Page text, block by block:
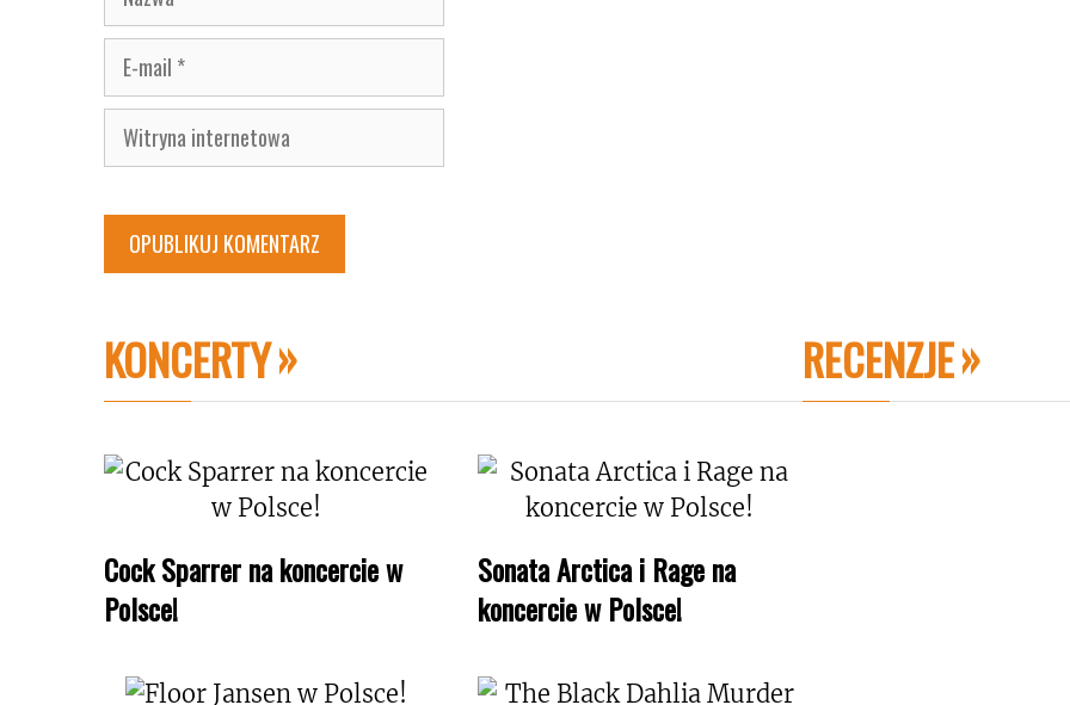
E-
mail
Witryna
internetowa
KONCERTY
Cock Sparrer na koncercie w
Polsce!
Sonata Arctica i Rage na
koncercie w Polsce!
RECENZJE